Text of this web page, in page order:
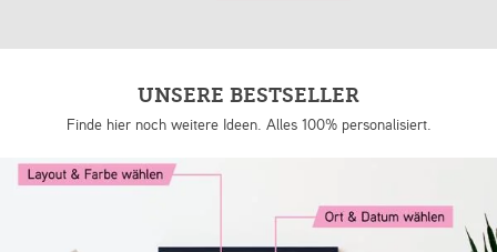
UNSERE BESTSELLER
Finde hier noch weitere Ideen. Alles 100% personalisiert.